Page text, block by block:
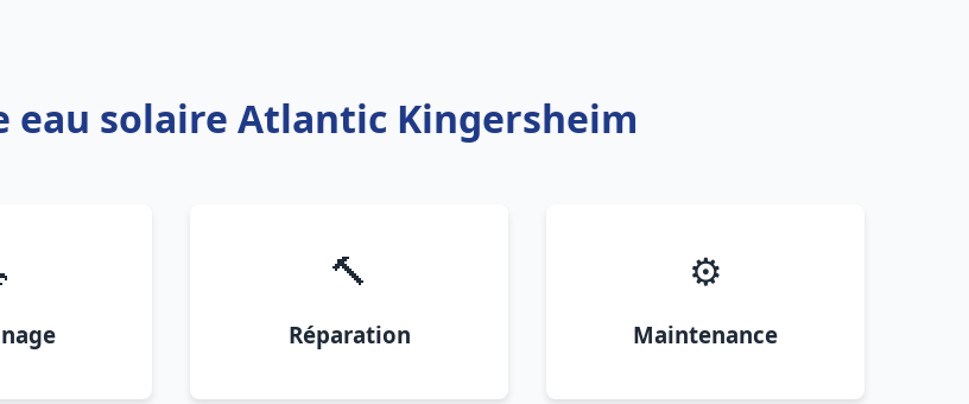
eau solaire Atlantic Kingersheim
🔨
Réparation
⚙️
Maintenance